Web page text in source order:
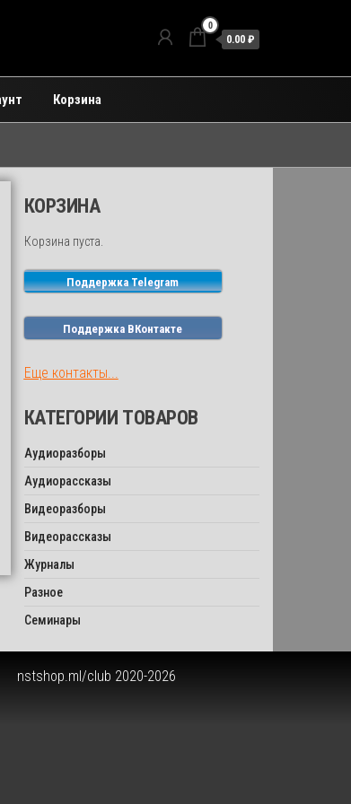
0
0.00 ₽
Корзина
КОРЗИНА
Корзина пуста.
Поддержка Telegram
Поддержка ВКонтакте
Еще контакты...
КАТЕГОРИИ ТОВАРОВ
Аудиоразборы
Аудиорассказы
Видеоразборы
Видеорассказы
Журналы
Разное
Семинары
nstshop.ml/club 2020-2026